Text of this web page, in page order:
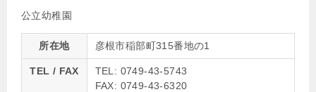
公立幼稚園
所在地 彦根市稲部町315番地の1
TEL / FAX
TEL: 0749-43-5743
FAX: 0749-43-6320